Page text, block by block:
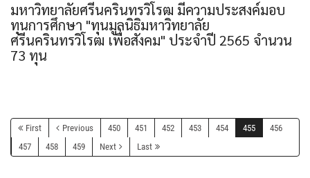
มหาวิทยาลัยศรีนครินทรวิโรฒ มีความประสงค์มอบ
ทุนการศึกษา "ทุนมูลนิธิมหาวิทยาลัย
ศรีนครินทรวิโรฒ เพื่อสังคม" ประจำปี 2565 จำนวน
73 ทุน
First Previous 450 451 452 453 454 455
456
457
458 459 Next Last